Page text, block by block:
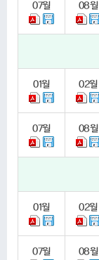
07월 08월
01월 02월
07월 08월
01월 02월
07월 08월